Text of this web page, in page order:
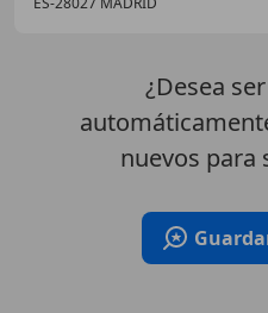
¿Desea
nuevos para